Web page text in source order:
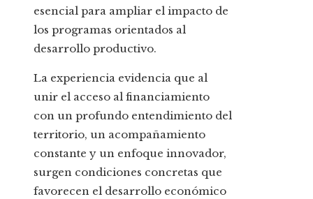
esencial para ampliar el impacto de
los programas orientados al
desarrollo productivo.
La experiencia evidencia que al
unir el acceso al financiamiento
con un profundo entendimiento del
territorio, un acompañamiento
constante y un enfoque innovador,
surgen condiciones concretas que
favorecen el desarrollo económico